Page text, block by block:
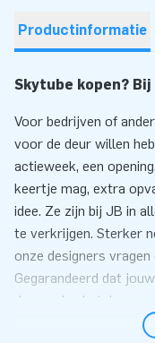
Productinformatie
Skytube kopen?
Voor bedrijven of
voor de deur willen
actieweek, een
keertje mag, extra
idee. Ze zijn bij JB in
te verkrijgen. Sterker
onze designers
Gegarandeerd dat
dansende skytubes.